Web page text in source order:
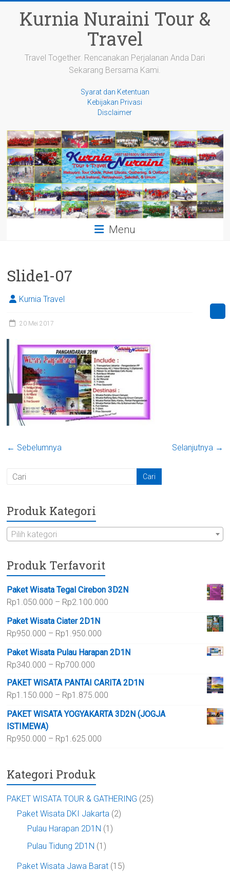
contentKurnia Nuraini Tour &
Travel
Travel Together. Rencanakan Perjalanan Anda Dari
Sekarang Bersama Kami.
Syarat dan Ketentuan
Kebijakan Privasi
Disclaimer
Menu
Slide1-07
Kurnia Travel
20 Mei 2017
← Sebelumnya Selanjutnya →
Produk Kategori
Pilih kategori
Produk Terfavorit
Paket Wisata Tegal Cirebon 3D2N
Rp1.050.000 – Rp2.100.000
Rp2.100.000
Paket Wisata Ciater 2D1N
Rp950.000 – Rp1.950.000
Rp950.000
Rp1.950.000
Paket Wisata Pulau Harapan 2D1N
Rp340.000 – Rp700.000
harga:
Rp340.000
hingga
Rp700.000
PAKET WISATA PANTAI CARITA 2D1N
Rp1.150.000 – Rp1.875.000
Rp1.150.000
PAKET WISATA YOGYAKARTA 3D2N (JOGJA
ISTIMEWA)
Rp950.000 – Rp1.625.000
Kategori Produk
PAKET WISATA TOUR & GATHERING (25)
Paket Wisata DKI Jakarta (2)
Pulau Harapan 2D1N (1)
Pulau Tidung 2D1N (1)
Paket Wisata Jawa Barat (15)